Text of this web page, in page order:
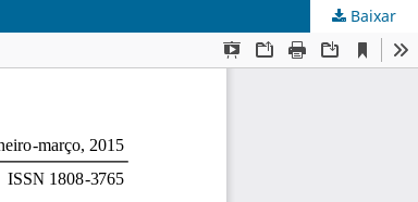
Baixar